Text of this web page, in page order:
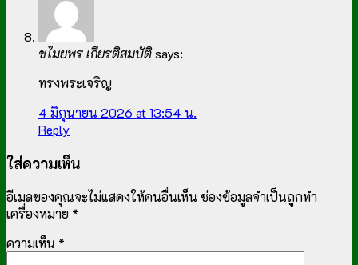
ชไมยพร เกียรติสมบัติsays:
ทรงพระเจริญ
4 มิถุนายน 2026 at 13:54 น.
Reply
ใส่ความเห็น
อีเมลของคุณจะไม่แสดงให้คนอื่นเห็น ช่องข้อมูลจำเป็นถูกทำ
เครื่องหมาย *
ความเห็น *